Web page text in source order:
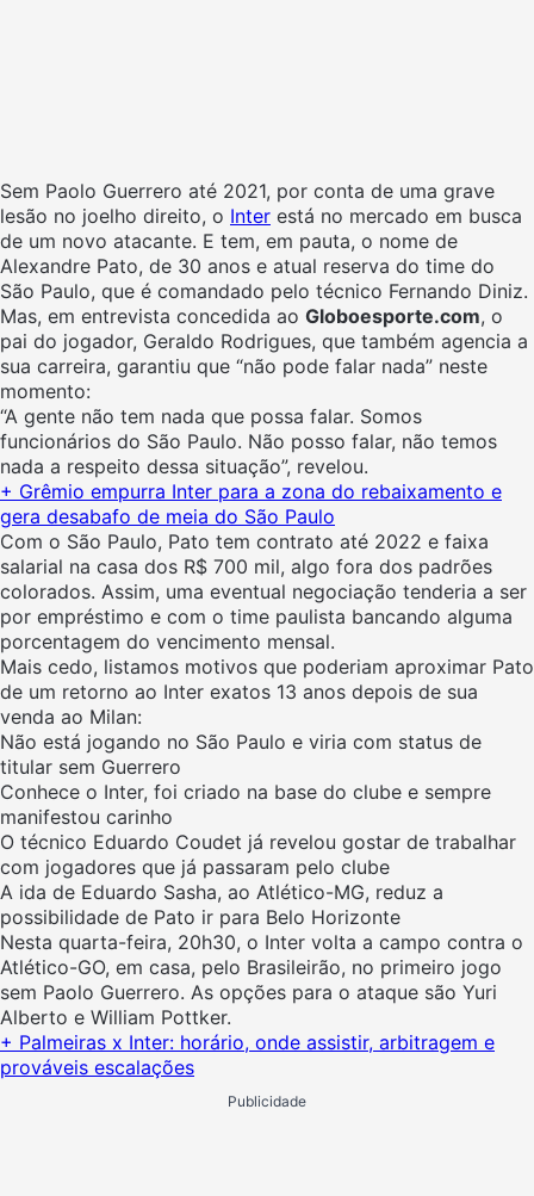
Sem Paolo Guerrero até 2021, por conta de uma grave
lesão no joelho direito, o Inter está no mercado em busca
de um novo atacante. E tem, em pauta, o nome de
Alexandre Pato, de 30 anos e atual reserva do time do
São Paulo, que é comandado pelo técnico Fernando Diniz.
Mas, em entrevista concedida ao Globoesporte.com, o
pai do jogador, Geraldo Rodrigues, que também agencia a
sua carreira, garantiu que “não pode falar nada” neste
momento:
“A gente não tem nada que possa falar. Somos
funcionários do São Paulo. Não posso falar, não temos
nada a respeito dessa situação”, revelou.
+ Grêmio empurra Inter para a zona do rebaixamento e
gera desabafo de meia do São Paulo
Com o São Paulo, Pato tem contrato até 2022 e faixa
salarial na casa dos R$ 700 mil, algo fora dos padrões
colorados. Assim, uma eventual negociação tenderia a ser
por empréstimo e com o time paulista bancando alguma
porcentagem do vencimento mensal.
Mais cedo, listamos motivos que poderiam aproximar Pato
de um retorno ao Inter exatos 13 anos depois de sua
venda ao Milan:
Não está jogando no São Paulo e viria com status de
titular sem Guerrero
Conhece o Inter, foi criado na base do clube e sempre
manifestou carinho
O técnico Eduardo Coudet já revelou gostar de trabalhar
com jogadores que já passaram pelo clube
A ida de Eduardo Sasha, ao Atlético-MG, reduz a
possibilidade de Pato ir para Belo Horizonte
Nesta quarta-feira, 20h30, o Inter volta a campo contra o
Atlético-GO, em casa, pelo Brasileirão, no primeiro jogo
sem Paolo Guerrero. As opções para o ataque são Yuri
Alberto e William Pottker.
+ Palmeiras x Inter: horário, onde assistir, arbitragem e
prováveis escalações
Publicidade